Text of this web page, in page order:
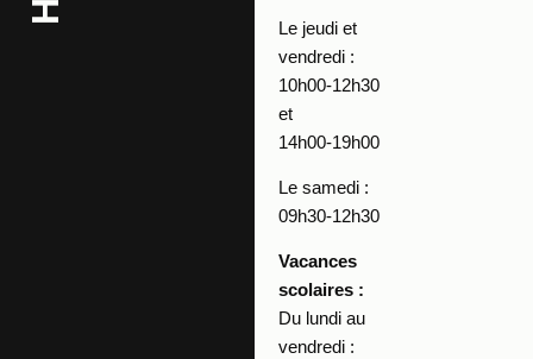
Le jeudi et
vendredi :
10h00-12h30
et
14h00-19h00
Le samedi :
09h30-12h30
Vacances
scolaires :
Du lundi au
vendredi :